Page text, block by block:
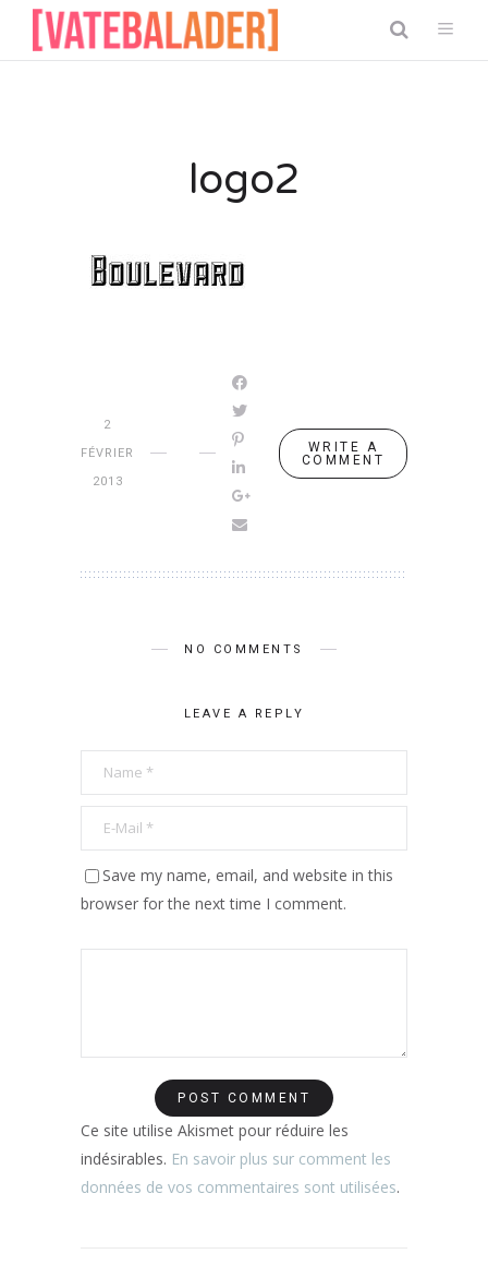
logo2
2
FÉVRIER
2013
WRITE A
COMMENT
NO COMMENTS
LEAVE A REPLY
Save my name, email, and website in this
browser for the next time I comment.
Ce site utilise Akismet pour réduire les
indésirables. En savoir plus sur comment les
données de vos commentaires sont utilisées.